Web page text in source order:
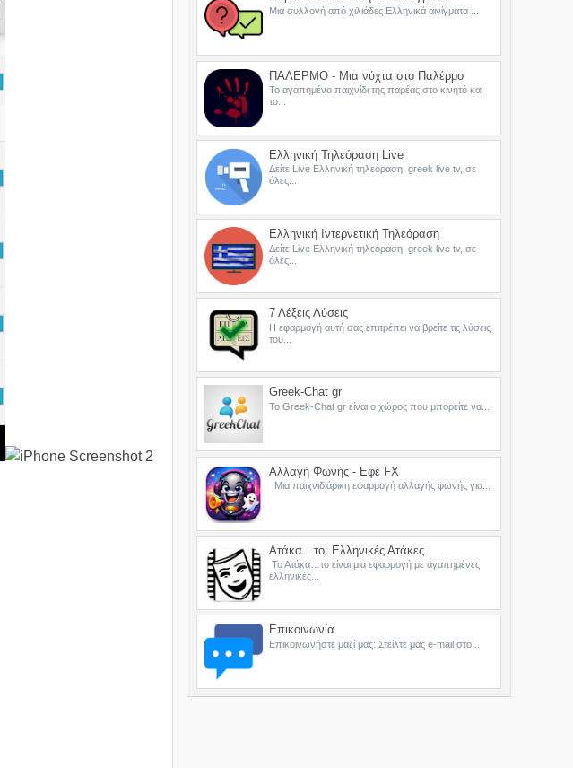
Μια συλλογή από χιλιάδες Ελληνικά αινίγματα ...
ΠΑΛΕΡΜΟ - Μια νύχτα στο Παλέρμο
Το αγαπημένο παιχνίδι της παρέας στο κινητό και
το...
Ελληνική Τηλεόραση Live
Δείτε Live Ελληνική τηλεόραση, greek live tv, σε
όλες...
Ελληνική Ιντερνετική Τηλεόραση
Δείτε Live Ελληνική τηλεόραση, greek live tv, σε
όλες...
7 Λέξεις Λύσεις
Η εφαρμογή αυτή σας επιτρέπει να βρείτε τις λύσεις
του...
Greek-Chat gr
Το Greek-Chat gr είναι ο χώρος που μπορείτε να...
Αλλαγή Φωνής - Εφέ FX
Μια παιχνιδιάρικη εφαρμογή αλλαγής φωνής για...
Ατάκα…το: Ελληνικές Ατάκες
Το Ατάκα…το είναι μια εφαρμογή με αγαπημένες
ελληνικές...
Επικοινωνία
Επικοινωνήστε μαζί μας: Στείλτε μας e-mail στο...